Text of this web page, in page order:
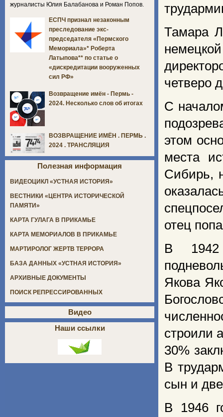
Тамара
четверо
С
этом
места
Сибирь,
отец
В 1942
Якова
строили
30%
В
сын и
В 1946
журналисты Юлия Балабанова и Роман Попов.
ЕСПЧ признал незаконным
преследование экс-
председателя «Пермского
Мемориала»* Роберта
Латыпова** по статье о
«дискредитации вооруженных
сил РФ»
Возвращение имён - Пермь -
2024. Несколько слов об итогах
ВОЗВРАЩЕНИЕ ИМЁН . ПЕРМЬ .
2024 . ТРАНСЛЯЦИЯ
Полезная информация
ВИДЕОЦИКЛ «УСТНАЯ ИСТОРИЯ»
ВЕСТНИКИ «ЦЕНТРА ИСТОРИЧЕСКОЙ
ПАМЯТИ»
КАРТА ГУЛАГА В ПРИКАМЬЕ
КАРТА МЕМОРИАЛОВ В ПРИКАМЬЕ
МАРТИРОЛОГ ЖЕРТВ ТЕРРОРА
БАЗА ДАННЫХ «УСТНАЯ ИСТОРИЯ»
АРХИВНЫЕ ДОКУМЕНТЫ
ПОИСК РЕПРЕССИРОВАННЫХ
Видео
Наши ссылки